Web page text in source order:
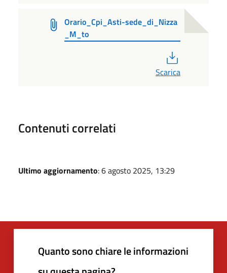
Orario_Cpi_Asti-sede_di_Nizza
_M_to
Scarica
Contenuti correlati
Ultimo aggiornamento: 6 agosto 2025, 13:29
Quanto sono chiare le informazioni